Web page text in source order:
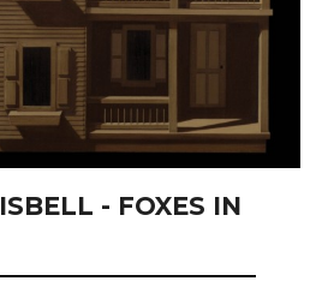
- FOXES IN